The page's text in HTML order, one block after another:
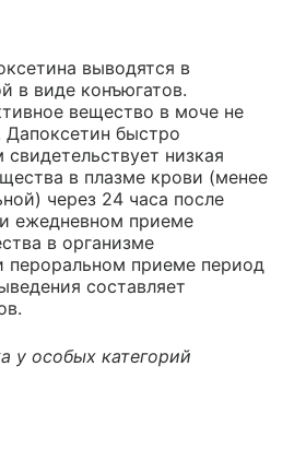
выводятся в
в виде конъюгатов.
вещество в моче не
Дапоксетин быстро
низкая
в плазме крови (менее
через 24 часа после
ежедневном приеме
в организме
пероральном приеме период
составляет
у особых категорий